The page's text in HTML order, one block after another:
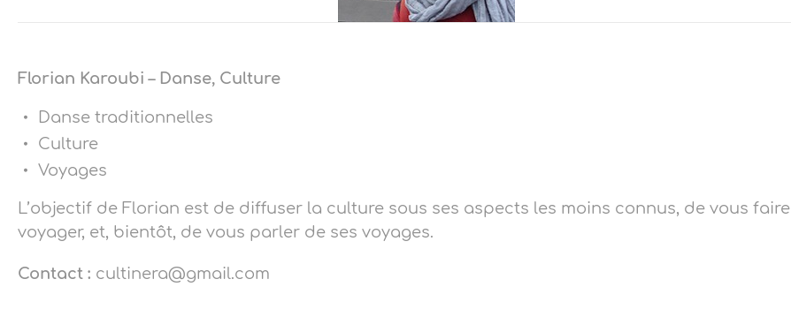
Florian Karoubi – Danse, Culture
Danse traditionnelles
Culture
Voyages
L’objectif de Florian est de diffuser la culture sous ses aspects les moins connus, de vous faire
voyager, et, bientôt, de vous parler de ses voyages.
Contact : cultinera@gmail.com